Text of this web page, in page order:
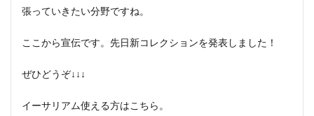
張っていきたい分野ですね。
ここから宣伝です。先日新コレクションを発表しました！
ぜひどうぞ↓↓↓
イーサリアム使える方はこちら。